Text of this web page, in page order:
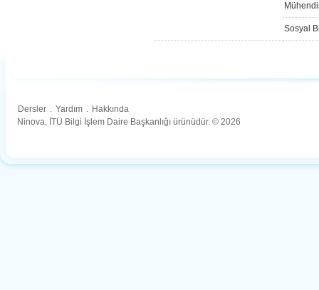
Sosyal
Dersler . Yardım . Hakkında
Ninova, İTÜ Bilgi İşlem Daire Başkanlığı ürünüdür. © 2026